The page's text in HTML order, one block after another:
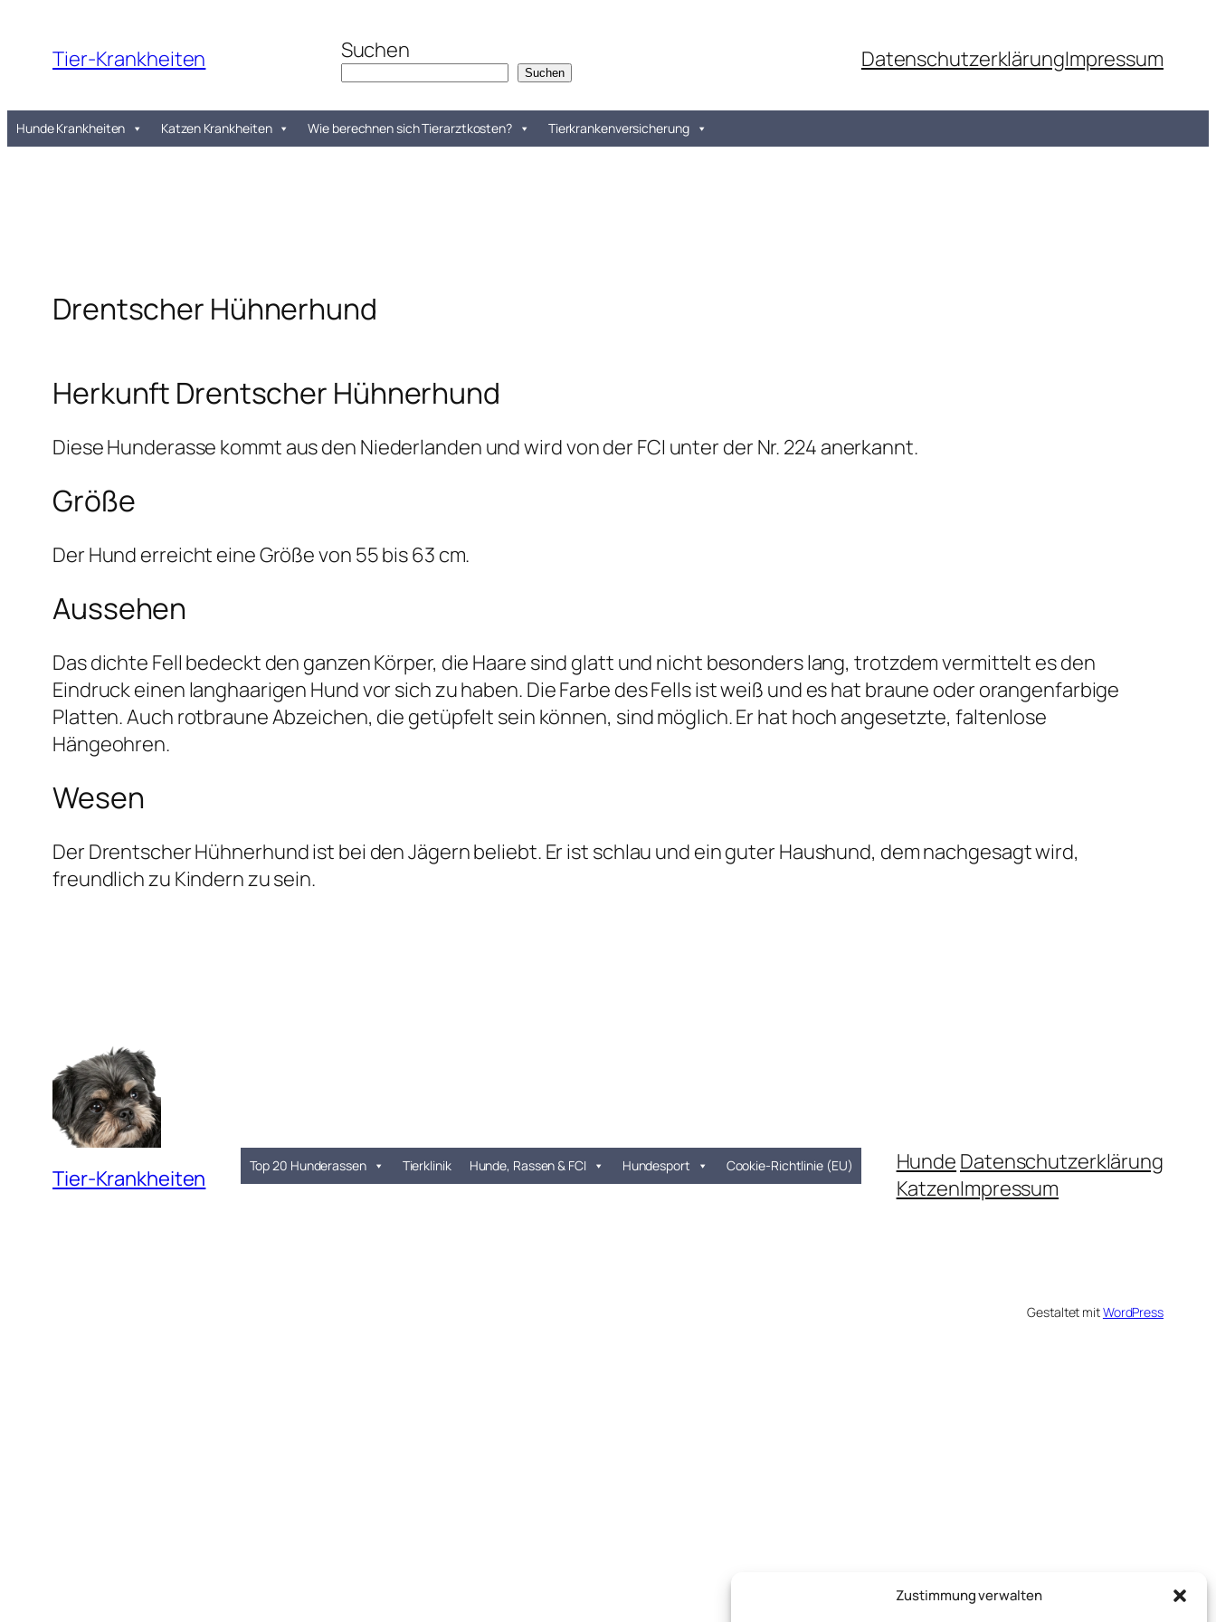
Zustimmung verwalten
Inhalt
springen
Tier-Krankheiten Suchen
Suchen DatenschutzerklärungImpressum
Hunde Krankheiten Katzen Krankheiten Wie berechnen sich Tierarztkosten? Tierkrankenversicherung
Drentscher Hühnerhund
Herkunft Drentscher Hühnerhund
Diese Hunderasse kommt aus den Niederlanden und wird von der FCI unter der Nr. 224 anerkannt.
Größe
Der Hund erreicht eine Größe von 55 bis 63 cm.
Aussehen
Das dichte Fell bedeckt den ganzen Körper, die Haare sind glatt und nicht besonders lang, trotzdem vermittelt es den
Eindruck einen langhaarigen Hund vor sich zu haben. Die Farbe des Fells ist weiß und es hat braune oder orangenfarbige
Platten. Auch rotbraune Abzeichen, die getüpfelt sein können, sind möglich. Er hat hoch angesetzte, faltenlose
Hängeohren.
Wesen
Der Drentscher Hühnerhund ist bei den Jägern beliebt. Er ist schlau und ein guter Haushund, dem nachgesagt wird,
freundlich zu Kindern zu sein.
Tier-Krankheiten Top 20 Hunderassen Tierklinik Hunde, Rassen & FCI Hundesport Cookie-Richtlinie (EU)
Hunde
Katzen
Datenschutzerklärung
Impressum
Gestaltet mitWordPress